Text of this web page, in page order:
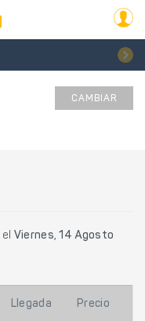
CAMBIAR
el Viernes, 14 Agosto
Llegada Precio